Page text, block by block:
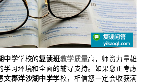
中学学校的复读班教学质量高，师资力量雄
学习环境和全面的辅导支持。如果您正考虑
文郡洋沙湖中学学校，相信您一定会收获满